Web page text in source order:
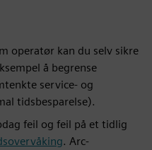
operatør kan du selv sikre
å begrense
service- og
tidsbesparelse).
feil og feil på et tidlig
. Arc-